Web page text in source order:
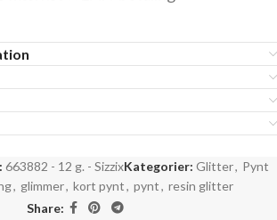
663882 - 12 g. - SizzixKategorier: Glitter, Pynt
, glimmer, kort pynt, pynt, resin glitter
Share: